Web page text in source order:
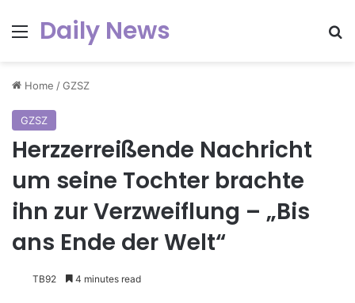
Menu
Daily News
Home /GZSZ
GZSZ
Herzzerreißende Nachricht
um seine Tochter brachte
ihn zur Verzweiflung – „Bis
ans Ende der Welt“
TB92 4 minutes read